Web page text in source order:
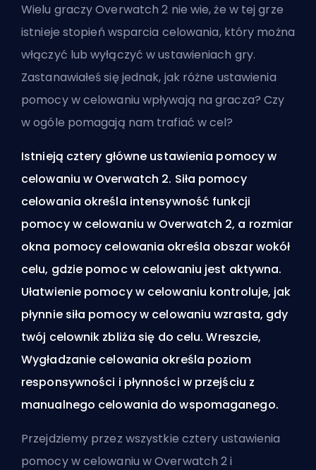
Wielu graczy Overwatch 2 nie wie, że w tej grze
istnieje stopień wsparcia celowania, który można
włączyć lub wyłączyć w ustawieniach gry.
Zastanawiałeś się jednak, jak różne ustawienia
pomocy w celowaniu wpływają na gracza? Czy
w ogóle pomagają nam trafiać w cel?
Istnieją cztery główne ustawienia pomocy w
celowaniu w Overwatch 2. Siła pomocy
celowania określa intensywność funkcji
pomocy w celowaniu w Overwatch 2, a rozmiar
okna pomocy celowania określa obszar wokół
celu, gdzie pomoc w celowaniu jest aktywna.
Ułatwienie pomocy w celowaniu kontroluje, jak
płynnie siła pomocy w celowaniu wzrasta, gdy
twój celownik zbliża się do celu. Wreszcie,
Wygładzanie celowania określa poziom
responsywności i płynności w przejściu z
manualnego celowania do wspomaganego.
Przejdziemy przez wszystkie cztery ustawienia
pomocy w celowaniu w Overwatch 2 i